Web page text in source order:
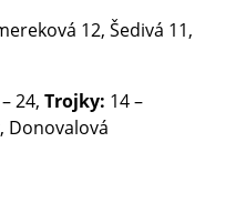
12, Šedivá 11,
24, Trojky: 14 –
Donovalová